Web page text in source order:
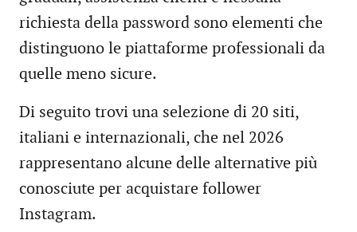
richiesta della password sono elementi che
distinguono le piattaforme professionali da
quelle meno sicure.
Di seguito trovi una selezione di 20 siti,
italiani e internazionali, che nel 2026
rappresentano alcune delle alternative più
conosciute per acquistare follower
Instagram.